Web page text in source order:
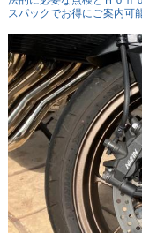
スパックでお得にご案内可